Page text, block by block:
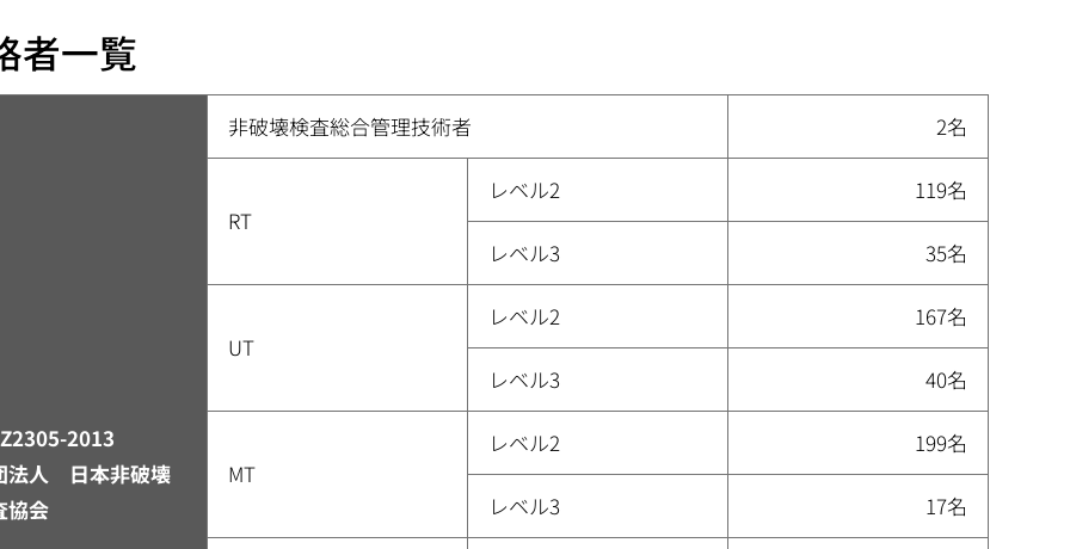
者一覧
2013
法人 日本非破壊
協会
非破壊検査総合管理技術者 2名
RT
レベル2 119名
レベル3 35名
UT
レベル2 167名
レベル3 40名
MT
レベル2 199名
レベル3 17名